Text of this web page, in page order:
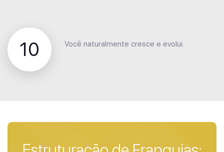
10 Você naturalmente cresce e evolui.